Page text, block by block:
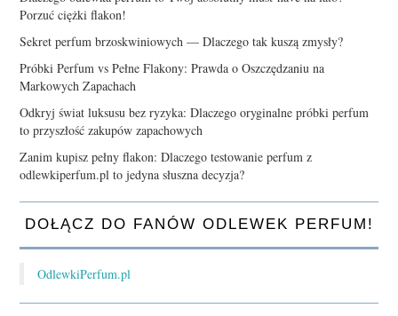
Porzuć ciężki flakon!
Sekret perfum brzoskwiniowych — Dlaczego tak kuszą zmysły?
Próbki Perfum vs Pełne Flakony: Prawda o Oszczędzaniu na
Markowych Zapachach
Odkryj świat luksusu bez ryzyka: Dlaczego oryginalne próbki perfum
to przyszłość zakupów zapachowych
Zanim kupisz pełny flakon: Dlaczego testowanie perfum z
odlewkiperfum.pl to jedyna słuszna decyzja?
DOŁĄCZ DO FANÓW ODLEWEK PERFUM!
OdlewkiPerfum.pl